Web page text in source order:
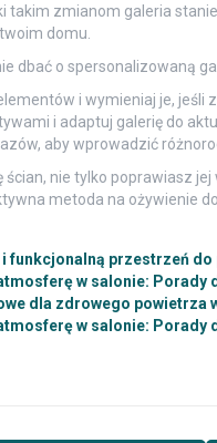
takim zmianom galeria
domu.
dbać o spersonalizowaną
i wymieniaj je, jeśli
i adaptuj galerię do
aby wprowadzić
ścian, nie tylko poprawiasz
metoda na ożywienie
funkcjonalną przestrzeń do
w salonie: Porady
dla zdrowego powietrza
w salonie: Porady